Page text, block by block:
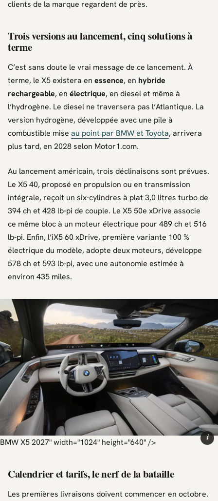
clients de la marque regardent de près.
Trois versions au lancement, cinq solutions à
terme
C’est sans doute le vrai message de ce lancement. À
terme, le X5existera en essence, en hybride
rechargeable, en électrique, en diesel et même à
l’hydrogène. Le diesel ne traversera pas l’Atlantique. La
version hydrogène, développée avec une pile à
combustible mise au point par BMWet Toyota, arrivera
plus tard, en 2028 selon Motor1.com.
Au lancement américain, trois déclinaisons sont prévues.
Le X5 40, proposé en propulsion ou en transmission
intégrale, reçoit un six-cylindres à plat 3,0 litres turbo de
394 ch et 428 lb-pi de couple. Le X5 50e xDrive associe
ce même bloc à un moteur électrique pour 489 ch et 516
lb-pi. Enfin, l’iX5 60 xDrive, première variante 100 %
électrique du modèle, adopte deux moteurs, développe
578 ch et 593 lb-pi, avec une autonomie estimée à
environ 435 miles.
BMW X5 2027" width="1024" height="640" /> i
Calendrier et tarifs, le nerf de la bataille
Les premières livraisons doivent commencer en octobre.